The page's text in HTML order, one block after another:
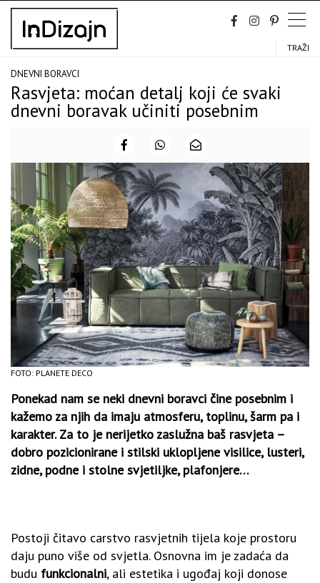
Skip
content
TRAŽI
DNEVNI BORAVCI
Rasvjeta: moćan detalj koji će svaki
dnevni boravak učiniti posebnim
FOTO: PLANETE DECO
Ponekad nam se neki dnevni boravci čine posebnim i
kažemo za njih da imaju atmosferu, toplinu, šarm pa i
karakter. Za to je nerijetko zaslužna baš rasvjeta –
dobro pozicionirane i stilski uklopljene visilice, lusteri,
zidne, podne i stolne svjetiljke, plafonjere…
Postoji čitavo carstvo rasvjetnih tijela koje prostoru
daju puno više od svjetla. Osnovna im je zadaća da
budu funkcionalni, ali estetika i ugođaj koji donose